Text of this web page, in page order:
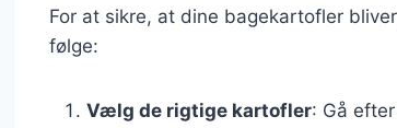
For at sikre, at dine bagekartofler
følge:
Vælg de rigtige kartofler: Gå